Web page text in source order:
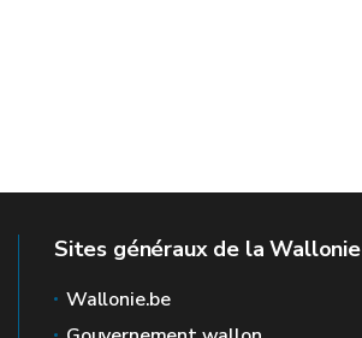
Sites généraux de la Wallonie
Wallonie.be